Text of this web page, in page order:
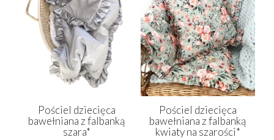
Pościel dziecięca
bawełniana z falbanką
szara*
Pościel dziecięca
bawełniana z falbanką
kwiaty na szarości*